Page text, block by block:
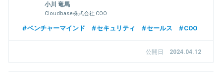
小川 竜馬
Cloudbase株式会社 COO
ベンチャーマインド セキュリティ セールス COO
公開日 2024.04.12